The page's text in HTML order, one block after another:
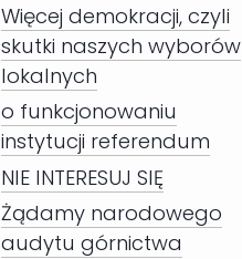
Więcej demokracji, czyli
skutki naszych wyborów
lokalnych
o funkcjonowaniu
instytucji referendum
NIE INTERESUJ SIĘ
Żądamy narodowego
audytu górnictwa